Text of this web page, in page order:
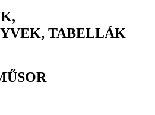
TABELLÁK